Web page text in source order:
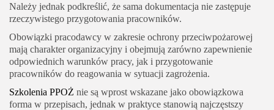
Należy jednak podkreślić, że sama dokumentacja nie zastępuje
rzeczywistego przygotowania pracowników.
Obowiązki pracodawcy w zakresie ochrony przeciwpożarowej
mają charakter organizacyjny i obejmują zarówno zapewnienie
odpowiednich warunków pracy, jak i przygotowanie
pracowników do reagowania w sytuacji zagrożenia.
Szkolenia PPOŻ nie są wprost wskazane jako obowiązkowa
forma w przepisach, jednak w praktyce stanowią najczęstszy